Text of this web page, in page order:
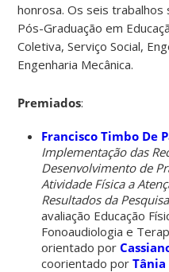
honrosa. Os seis
Pós-Graduação em
Coletiva, Serviço Social,
Engenharia Mecânica.
Premiados:
Francisco Timbo De
Implementação das
Desenvolvimento de
Atividade Física a
Resultados da Pesquisa
avaliação Educação
Fonoaudiologia e
orientado por
coorientado por